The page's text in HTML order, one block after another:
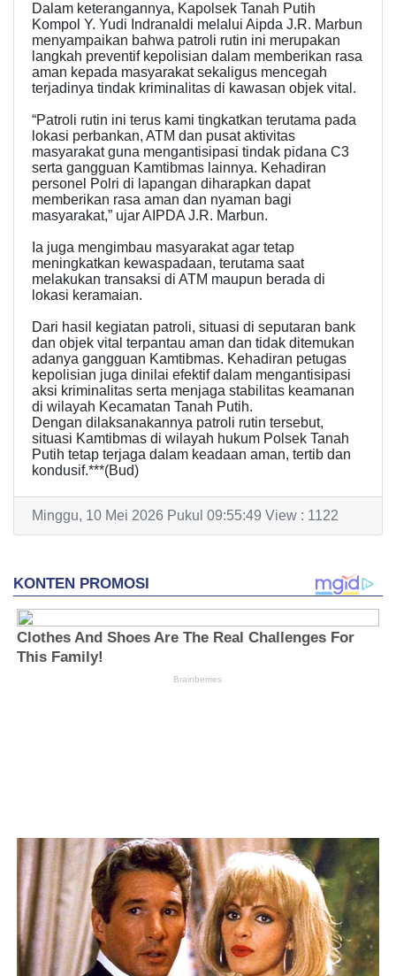
Dalam keterangannya, Kapolsek Tanah Putih
Kompol Y. Yudi Indranaldi melalui Aipda J.R. Marbun
menyampaikan bahwa patroli rutin ini merupakan
langkah preventif kepolisian dalam memberikan rasa
aman kepada masyarakat sekaligus mencegah
terjadinya tindak kriminalitas di kawasan objek vital.
“Patroli rutin ini terus kami tingkatkan terutama pada
lokasi perbankan, ATM dan pusat aktivitas
masyarakat guna mengantisipasi tindak pidana C3
serta gangguan Kamtibmas lainnya. Kehadiran
personel Polri di lapangan diharapkan dapat
memberikan rasa aman dan nyaman bagi
masyarakat,” ujar AIPDA J.R. Marbun.
Ia juga mengimbau masyarakat agar tetap
meningkatkan kewaspadaan, terutama saat
melakukan transaksi di ATM maupun berada di
lokasi keramaian.
Dari hasil kegiatan patroli, situasi di seputaran bank
dan objek vital terpantau aman dan tidak ditemukan
adanya gangguan Kamtibmas. Kehadiran petugas
kepolisian juga dinilai efektif dalam mengantisipasi
aksi kriminalitas serta menjaga stabilitas keamanan
di wilayah Kecamatan Tanah Putih.
Dengan dilaksanakannya patroli rutin tersebut,
situasi Kamtibmas di wilayah hukum Polsek Tanah
Putih tetap terjaga dalam keadaan aman, tertib dan
kondusif.***(Bud)
Minggu, 10 Mei 2026 Pukul 09:55:49 View : 1122